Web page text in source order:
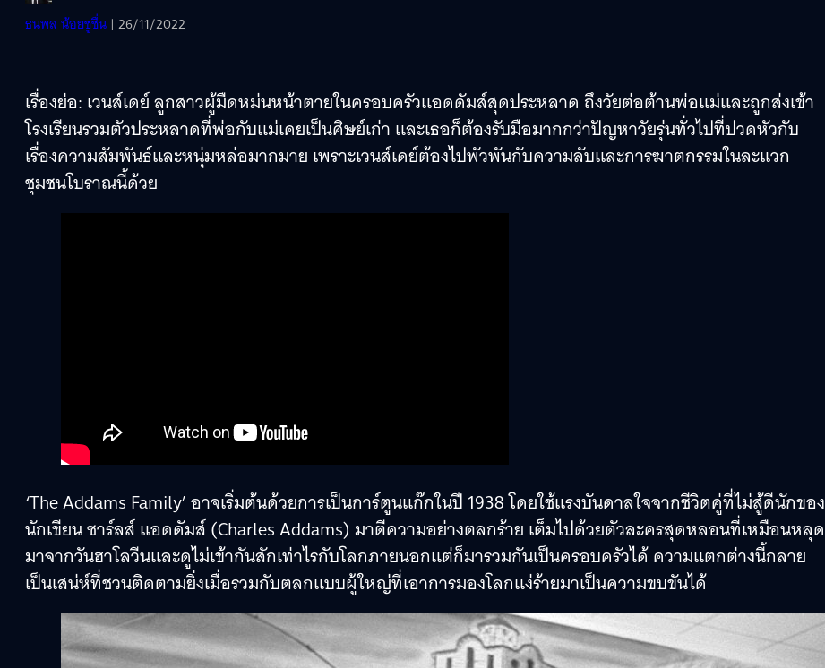
ธนพล น้อยชูชื่น | 26/11/2022
เรื่องย่อ: เวนส์เดย์ ลูกสาวผู้มืดหม่นหน้าตายในครอบครัวแอดดัมส์สุดประหลาด ถึงวัยต่อต้านพ่อแม่และถูกส่งเข้า
โรงเรียนรวมตัวประหลาดที่พ่อกับแม่เคยเป็นศิษย์เก่า และเธอก็ต้องรับมือมากกว่าปัญหาวัยรุ่นทั่วไปที่ปวดหัวกับ
เรื่องความสัมพันธ์และหนุ่มหล่อมากมาย เพราะเวนส์เดย์ต้องไปพัวพันกับความลับและการฆาตกรรมในละแวก
ชุมชนโบราณนี้ด้วย
‘The Addams Family’ อาจเริ่มต้นด้วยการเป็นการ์ตูนแก๊กในปี 1938 โดยใช้แรงบันดาลใจจากชีวิตคู่ที่ไม่สู้ดีนักของ
นักเขียน ชาร์ลส์ แอดดัมส์ (Charles Addams) มาตีความอย่างตลกร้าย เต็มไปด้วยตัวละครสุดหลอนที่เหมือนหลุด
มาจากวันฮาโลวีนและดูไม่เข้ากันสักเท่าไรกับโลกภายนอกแต่ก็มารวมกันเป็นครอบครัวได้ ความแตกต่างนี้กลาย
เป็นเสน่ห์ที่ชวนติดตามยิ่งเมื่อรวมกับตลกแบบผู้ใหญ่ที่เอาการมองโลกแง่ร้ายมาเป็นความขบขันได้